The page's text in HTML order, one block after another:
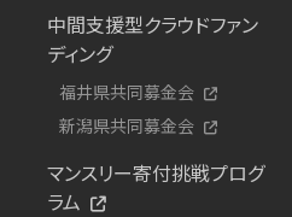
中間支援型クラウドファン
ディング
福井県共同募金会
新潟県共同募金会
マンスリー寄付挑戦プログ
ラム